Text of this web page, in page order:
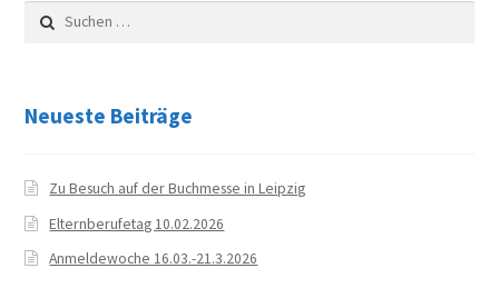
Schuljahr 2023/24
Schuljahr 2019/20
Suchen
nach:
Neueste Beiträge
Zu Besuch auf der Buchmesse in Leipzig
Elternberufetag 10.02.2026
Anmeldewoche 16.03.-21.3.2026